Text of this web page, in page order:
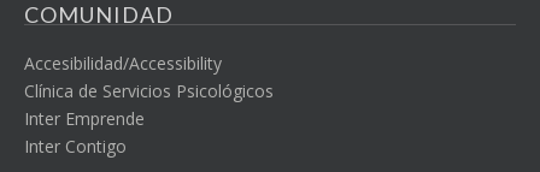
COMUNIDAD
Accesibilidad/Accessibility
Clínica de Servicios Psicológicos
Inter Emprende
Inter Contigo